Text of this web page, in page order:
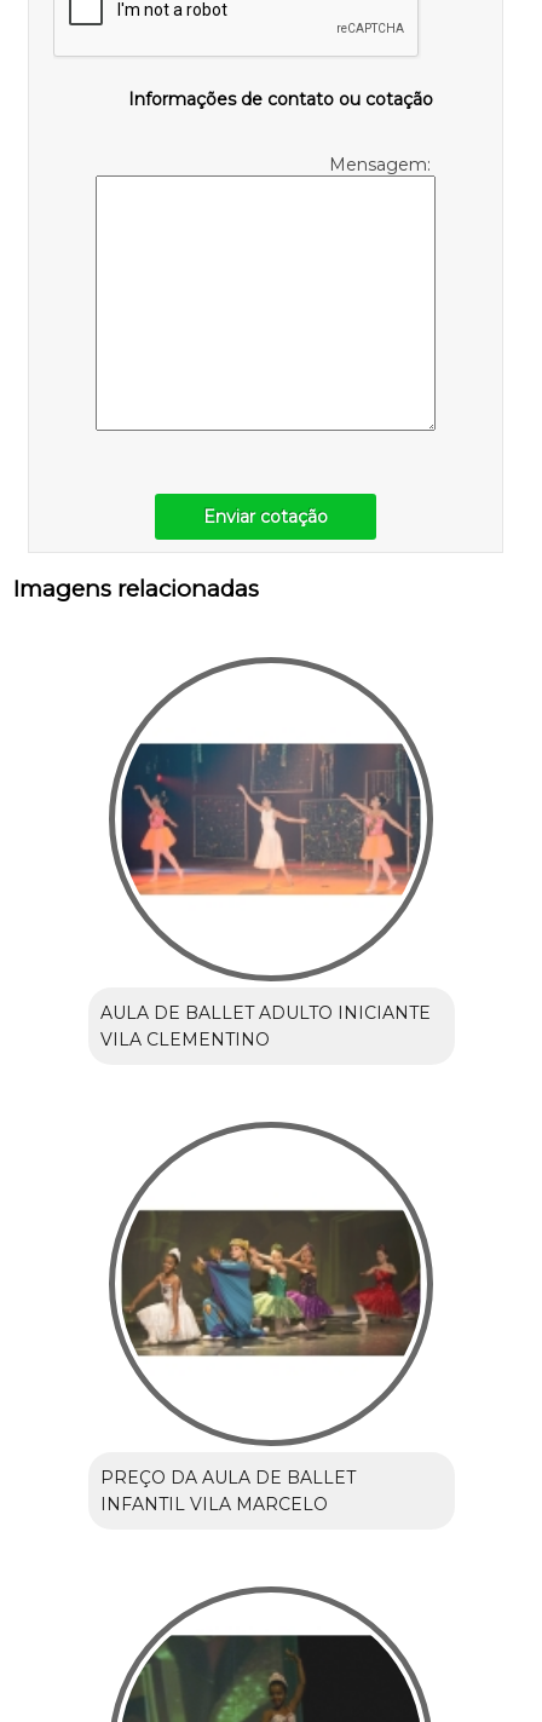
Informações de contato ou cotação
Mensagem:
Enviar cotação
Imagens relacionadas
AULA DE BALLET ADULTO INICIANTE
VILA CLEMENTINO
PREÇO DA AULA DE BALLET
INFANTIL VILA MARCELO